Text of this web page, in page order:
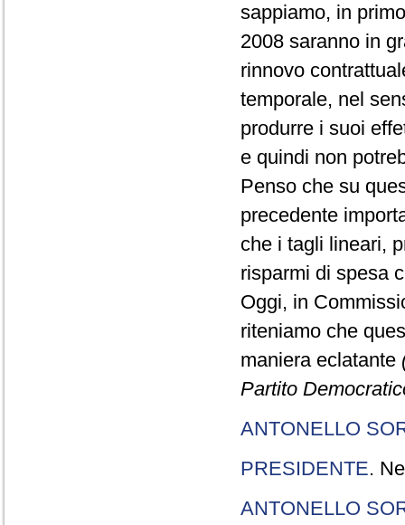
sappiamo, in
2008 saranno in
rinnovo
temporale, nel
produrre i suoi
e quindi non
Penso che su
precedente
che i tagli lineari,
risparmi di spesa
Oggi, in
riteniamo che
maniera eclatante
Partito
ANTONELLO
PRESIDENTE.
ANTONELLO